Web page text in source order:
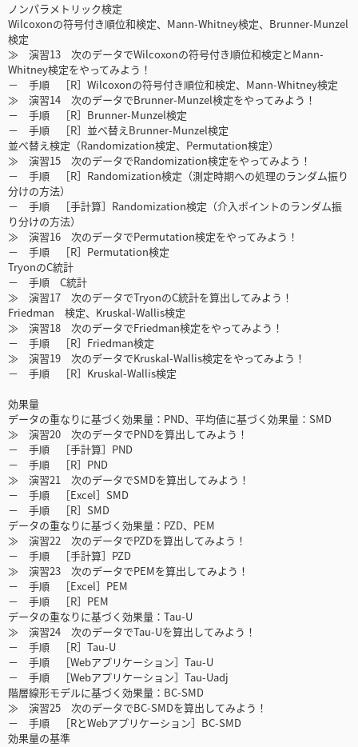
ノンパラメトリック検定
Wilcoxonの符号付き順位和検定、Mann-Whitney検定、Brunner-Munzel
検定
≫ 演習13 次のデータでWilcoxonの符号付き順位和検定とMann-
Whitney検定をやってみよう！
－ 手順 ［R］Wilcoxonの符号付き順位和検定、Mann-Whitney検定
≫ 演習14 次のデータでBrunner-Munzel検定をやってみよう！
－ 手順 ［R］Brunner-Munzel検定
－ 手順 ［R］並べ替えBrunner-Munzel検定
並べ替え検定（Randomization検定、Permutation検定）
≫ 演習15 次のデータでRandomization検定をやってみよう！
－ 手順 ［R］Randomization検定（測定時期への処理のランダム振り
分けの方法）
－ 手順 ［手計算］Randomization検定（介入ポイントのランダム振
り分けの方法）
≫ 演習16 次のデータでPermutation検定をやってみよう！
－ 手順 ［R］Permutation検定
TryonのC統計
－ 手順 C統計
≫ 演習17 次のデータでTryonのC統計を算出してみよう！
Friedman 検定、Kruskal-Wallis検定
≫ 演習18 次のデータでFriedman検定をやってみよう！
－ 手順 ［R］Friedman検定
≫ 演習19 次のデータでKruskal-Wallis検定をやってみよう！
－ 手順 ［R］Kruskal-Wallis検定
効果量
データの重なりに基づく効果量：PND、平均値に基づく効果量：SMD
≫ 演習20 次のデータでPNDを算出してみよう！
－ 手順 ［手計算］PND
－ 手順 ［R］PND
≫ 演習21 次のデータでSMDを算出してみよう！
－ 手順 ［Excel］SMD
－ 手順 ［R］SMD
データの重なりに基づく効果量：PZD、PEM
≫ 演習22 次のデータでPZDを算出してみよう！
－ 手順 ［手計算］PZD
≫ 演習23 次のデータでPEMを算出してみよう！
－ 手順 ［Excel］PEM
－ 手順 ［R］PEM
データの重なりに基づく効果量：Tau-U
≫ 演習24 次のデータでTau-Uを算出してみよう！
－ 手順 ［R］Tau-U
－ 手順 ［Webアプリケーション］Tau-U
－ 手順 ［Webアプリケーション］Tau-Uadj
階層線形モデルに基づく効果量：BC-SMD
≫ 演習25 次のデータでBC-SMDを算出してみよう！
－ 手順 ［RとWebアプリケーション］BC-SMD
効果量の基準